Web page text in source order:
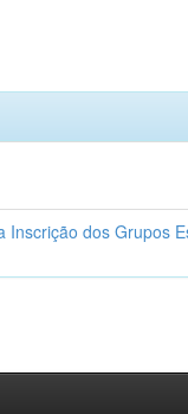
Inscrição dos Grupos